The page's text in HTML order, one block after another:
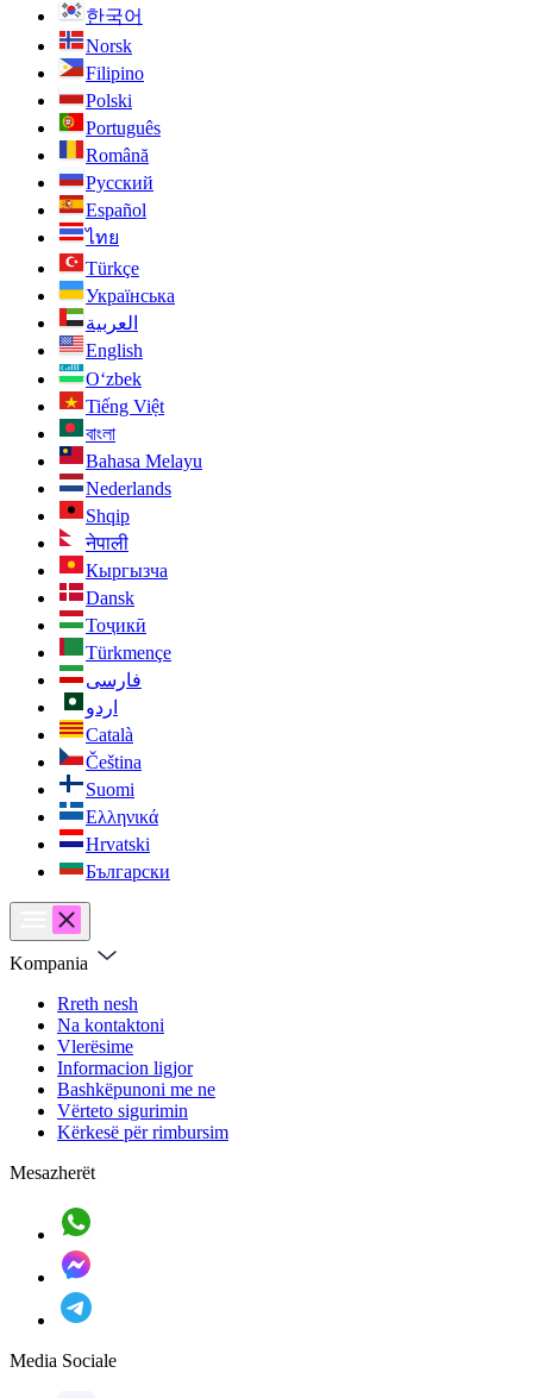
한국어
Norsk
Filipino
Polski
Português
Română
Русский
Español
ไทย
Türkçe
Українська
العربية
English
O‘zbek
Tiếng Việt
বাংলা
Bahasa Melayu
Nederlands
Shqip
नेपाली
Кыргызча
Dansk
Тоҷикӣ
Türkmençe
فارسی
اردو
Català
Čeština
Suomi
Ελληνικά
Hrvatski
Български
Kompania
Rreth nesh
Na kontaktoni
Vlerësime
Informacion ligjor
Bashkëpunoni me ne
Vërteto sigurimin
Kërkesë për rimbursim
Mesazherët
Media Sociale